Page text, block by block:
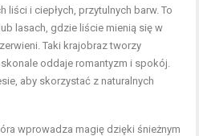
liści i ciepłych, przytulnych barw. To
lasach, gdzie liście mienią się w
Taki krajobraz tworzy
oddaje romantyzm i spokój.
aby skorzystać z naturalnych
wprowadza magię dzięki śnieżnym